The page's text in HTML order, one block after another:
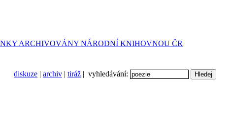
diskuze | archiv | tiráž | vyhledávání: